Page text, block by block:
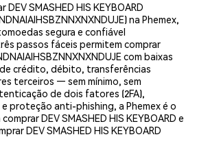
SMASHED HIS KEYBOARD
na Phemex,
segura e confiável
passos fáceis permitem comprar
com baixas
crédito, débito, transferências
terceiros — sem mínimo, sem
de dois fatores (2FA),
proteção anti-phishing, a Phemex é o
DEV SMASHED HIS KEYBOARD e
DEV SMASHED HIS KEYBOARD